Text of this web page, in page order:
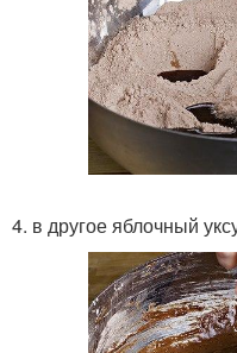
4. в другое яблочный